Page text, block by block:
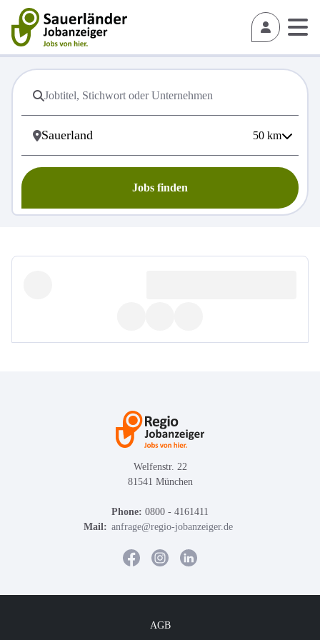
50 km
Jobs finden
Welfenstr. 22
81541 München
Phone: 0800 - 4161411
Mail: anfrage@regio-jobanzeiger.de
AGB